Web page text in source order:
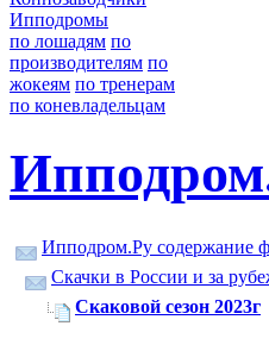
Ипподромы
по лошадям по
производителям по
жокеям по тренерам
по коневладельцам
Ипподром.Ру содержание
Скачки в России и за
Скаковой сезон 2023г